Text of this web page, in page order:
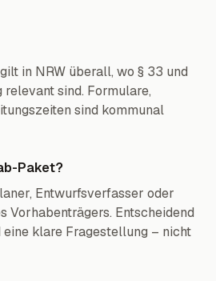
in NRW überall, wo § 33 und
sind. Formulare,
sind kommunal
Paket?
Entwurfsverfasser oder
Vorhabenträgers. Entscheidend
klare Fragestellung – nicht